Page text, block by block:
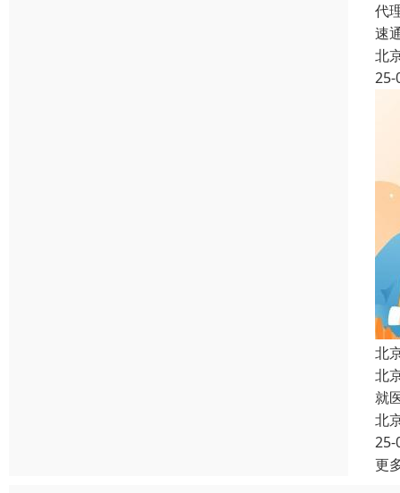
代
速
北
25-
北
北
就
北
25-
更